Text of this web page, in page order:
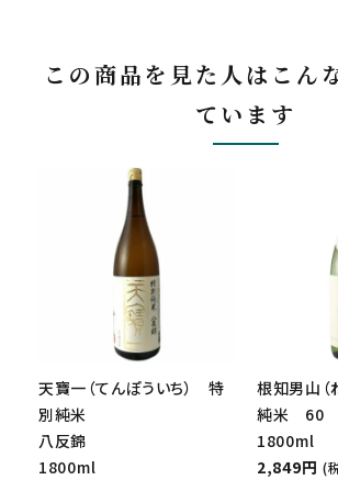
この商品を見た人はこん
ています
天寶一（てんぽういち） 特
別純米
八反錦
1800ml
根知男山（
純米 60
1800ml
2,849円 (